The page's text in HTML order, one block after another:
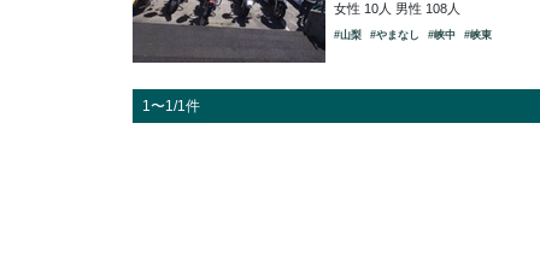
女性 10人 男性 108人
#山梨 #やまなし #峡中 #峡東
1〜1/1件